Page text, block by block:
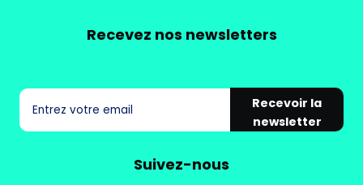
Recevez nos newsletters
Recevoir la
newsletter
Suivez-nous